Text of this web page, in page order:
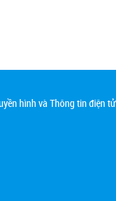
hình và Thông tin điện tử